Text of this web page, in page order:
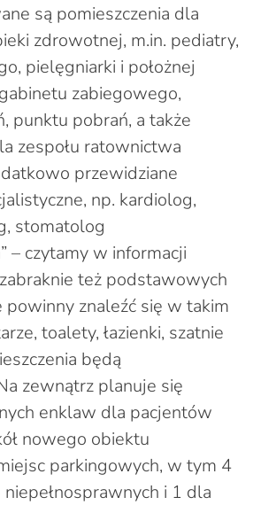
są pomieszczenia dla
zdrowotnej, m.in. pediatry,
pielęgniarki i położnej
zabiegowego,
punktu pobrań, a także
zespołu ratownictwa
przewidziane
np. kardiolog,
stomatolog
– czytamy w informacji
też podstawowych
znaleźć się w takim
toalety, łazienki, szatnie
będą
zewnątrz planuje się
enklaw dla pacjentów
nowego obiektu
parkingowych, w tym 4
i 1 dla